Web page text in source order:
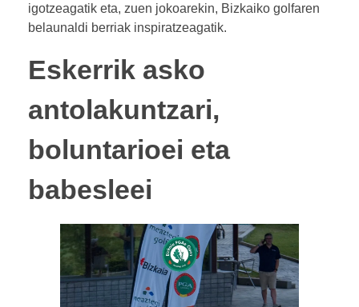
igotzeagatik eta, zuen jokoarekin, Bizkaiko golfaren
belaunaldi berriak inspiratzeagatik.
Eskerrik asko
antolakuntzari,
boluntarioei eta
babesleei